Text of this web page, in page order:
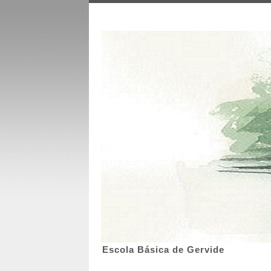
Escola Básica de Gervide